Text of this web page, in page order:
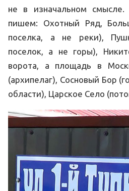
не в изначальном
пишем: Охотный Ряд,
поселка, а не реки),
поселок, а не горы),
ворота, а площадь в
(архипелаг), Сосновый Бор
области), Царское Село